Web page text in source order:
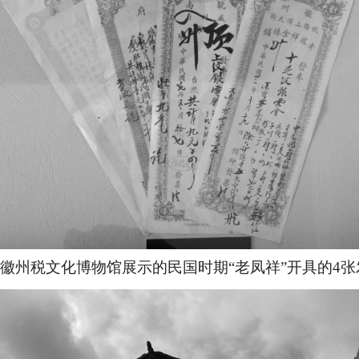
徽州税文化博物馆展示的民国时期“老凤祥”开具的4